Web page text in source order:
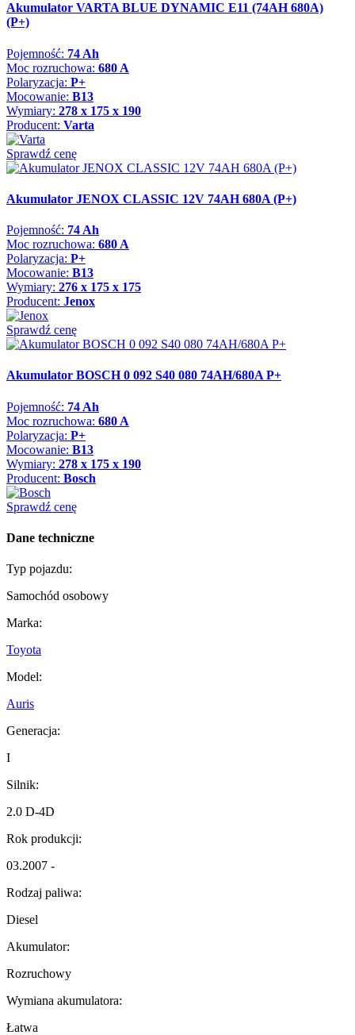
Akumulator VARTA BLUE DYNAMIC E11 (74AH 680A)
(P+)
Pojemność: 74 Ah
Moc rozruchowa: 680 A
Polaryzacja: P+
Mocowanie: B13
Wymiary: 278 x 175 x 190
Producent: Varta
Sprawdź cenę
Akumulator JENOX CLASSIC 12V 74AH 680A (P+)
Pojemność: 74 Ah
Moc rozruchowa: 680 A
Polaryzacja: P+
Mocowanie: B13
Wymiary: 276 x 175 x 175
Producent: Jenox
Sprawdź cenę
Akumulator BOSCH 0 092 S40 080 74AH/680A P+
Pojemność: 74 Ah
Moc rozruchowa: 680 A
Polaryzacja: P+
Mocowanie: B13
Wymiary: 278 x 175 x 190
Producent: Bosch
Sprawdź cenę
Dane techniczne
Typ pojazdu:
Samochód osobowy
Marka:
Toyota
Model:
Auris
Generacja:
I
Silnik:
2.0 D-4D
Rok produkcji:
03.2007 -
Rodzaj paliwa:
Diesel
Akumulator:
Rozruchowy
Wymiana akumulatora:
Łatwa